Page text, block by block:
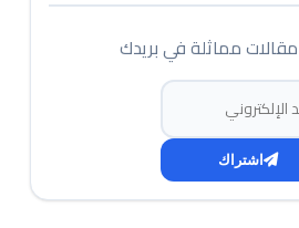
مماثلة في بريدك
اشتراك